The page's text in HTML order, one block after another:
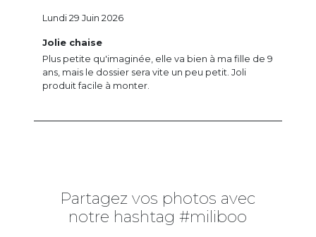
Jolie chaise
Plus petite qu'imaginée, elle va bien à ma fille de 9
ans, mais le dossier sera vite un peu petit. Joli
produit facile à monter.
Lundi 29 Juin 2026
Partagez vos photos avec
notre hashtag #miliboo